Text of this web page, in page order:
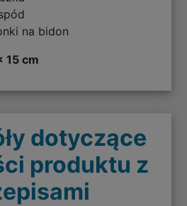
na bidon
15 cm
dotyczące
produktu z